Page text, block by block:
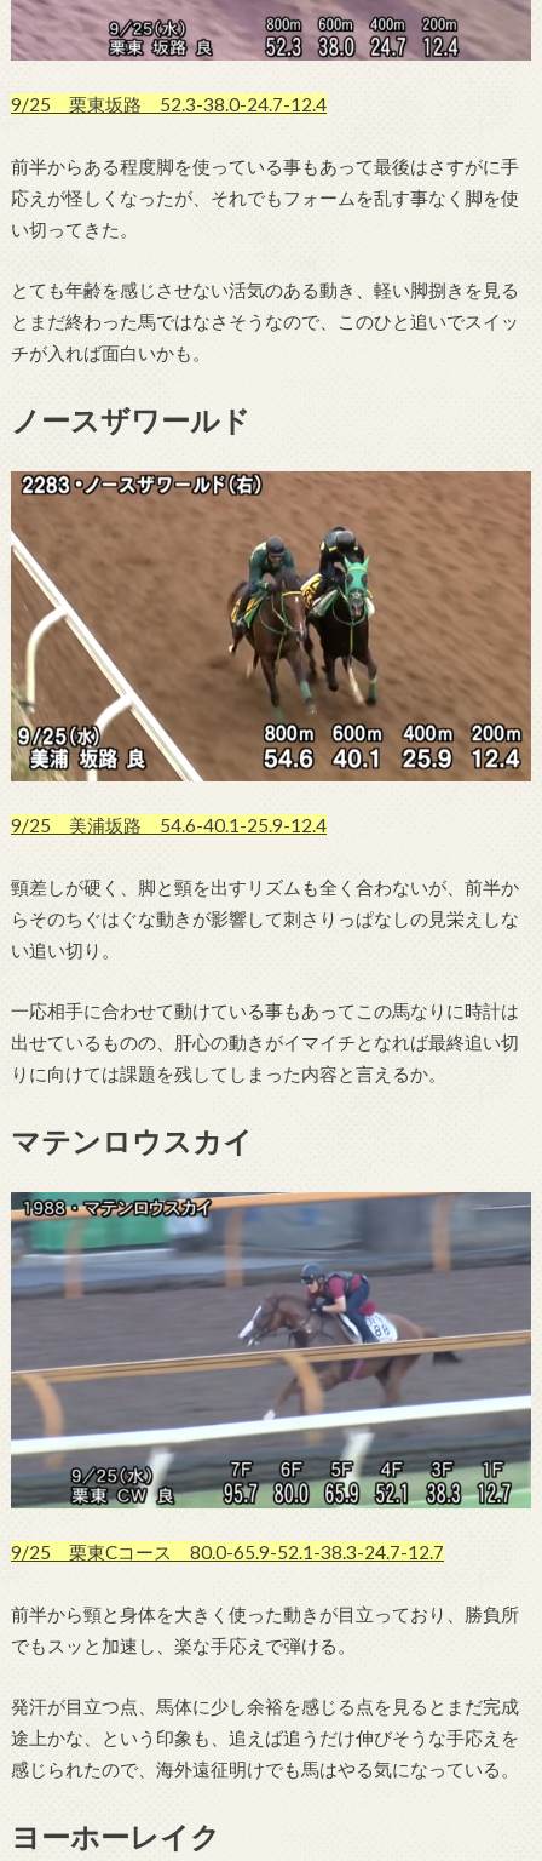
9/25 栗東坂路 52.3-38.0-24.7-12.4
前半からある程度脚を使っている事もあって最後はさすがに手
応えが怪しくなったが、それでもフォームを乱す事なく脚を使
い切ってきた。
とても年齢を感じさせない活気のある動き、軽い脚捌きを見る
とまだ終わった馬ではなさそうなので、このひと追いでスイッ
チが入れば面白いかも。
ノースザワールド
9/25 美浦坂路 54.6-40.1-25.9-12.4
頸差しが硬く、脚と頸を出すリズムも全く合わないが、前半か
らそのちぐはぐな動きが影響して刺さりっぱなしの見栄えしな
い追い切り。
一応相手に合わせて動けている事もあってこの馬なりに時計は
出せているものの、肝心の動きがイマイチとなれば最終追い切
りに向けては課題を残してしまった内容と言えるか。
マテンロウスカイ
9/25 栗東Cコース 80.0-65.9-52.1-38.3-24.7-12.7
前半から頸と身体を大きく使った動きが目立っており、勝負所
でもスッと加速し、楽な手応えで弾ける。
発汗が目立つ点、馬体に少し余裕を感じる点を見るとまだ完成
途上かな、という印象も、追えば追うだけ伸びそうな手応えを
感じられたので、海外遠征明けでも馬はやる気になっている。
ヨーホーレイク